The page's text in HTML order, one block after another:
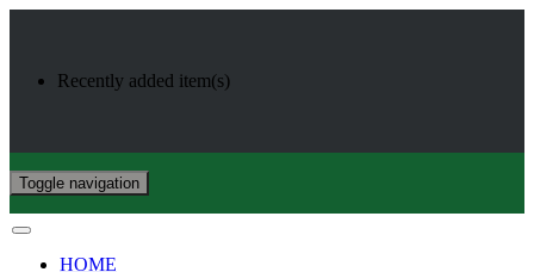
Recently added item(s)
Toggle navigation
HOME